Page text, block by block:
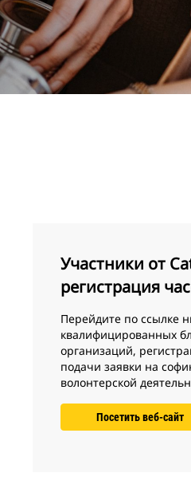
Участники от
регистрация
Перейдите по ссылке
квалифицированных
организаций,
подачи заявки на
волонтерской
Посетить веб-сайт